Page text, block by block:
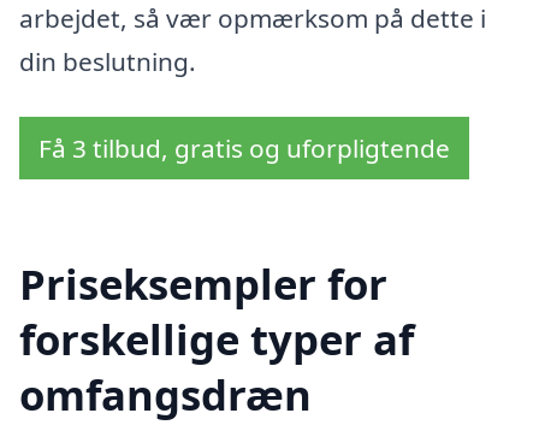
arbejdet, så vær opmærksom på dette i
din beslutning.
Få 3 tilbud, gratis og uforpligtende
Priseksempler for
forskellige typer af
omfangsdræn